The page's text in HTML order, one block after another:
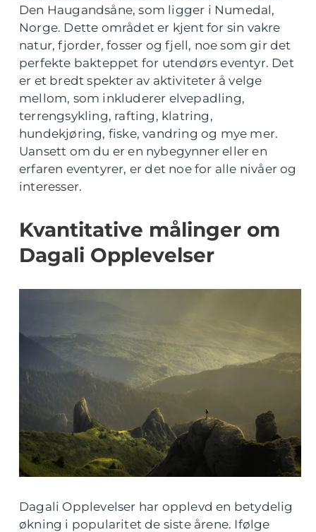
Den Haugandsåne, som ligger i Numedal,
Norge. Dette området er kjent for sin vakre
natur, fjorder, fosser og fjell, noe som gir det
perfekte bakteppet for utendørs eventyr. Det
er et bredt spekter av aktiviteter å velge
mellom, som inkluderer elvepadling,
terrengsykling, rafting, klatring,
hundekjøring, fiske, vandring og mye mer.
Uansett om du er en nybegynner eller en
erfaren eventyrer, er det noe for alle nivåer og
interesser.
Kvantitative målinger om
Dagali Opplevelser
Dagali Opplevelser har opplevd en betydelig
økning i popularitet de siste årene. Ifølge